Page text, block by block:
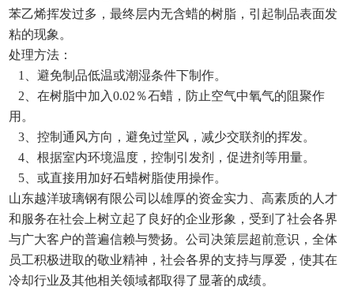
ENGLISH
苯乙烯挥发过多，最终层内无含蜡的树脂，引起制品表面发
粘的现象。
处理方法：
1、避免制品低温或潮湿条件下制作。
2、在树脂中加入0.02％石蜡，防止空气中氧气的阻聚作
用。
3、控制通风方向，避免过堂风，减少交联剂的挥发。
4、根据室内环境温度，控制引发剂，促进剂等用量。
5、或直接用加好石蜡树脂使用操作。
山东越洋玻璃钢有限公司以雄厚的资金实力、高素质的人才
和服务在社会上树立起了良好的企业形象，受到了社会各界
与广大客户的普遍信赖与赞扬。公司决策层超前意识，全体
员工积极进取的敬业精神，社会各界的支持与厚爱，使其在
冷却行业及其他相关领域都取得了显著的成绩。